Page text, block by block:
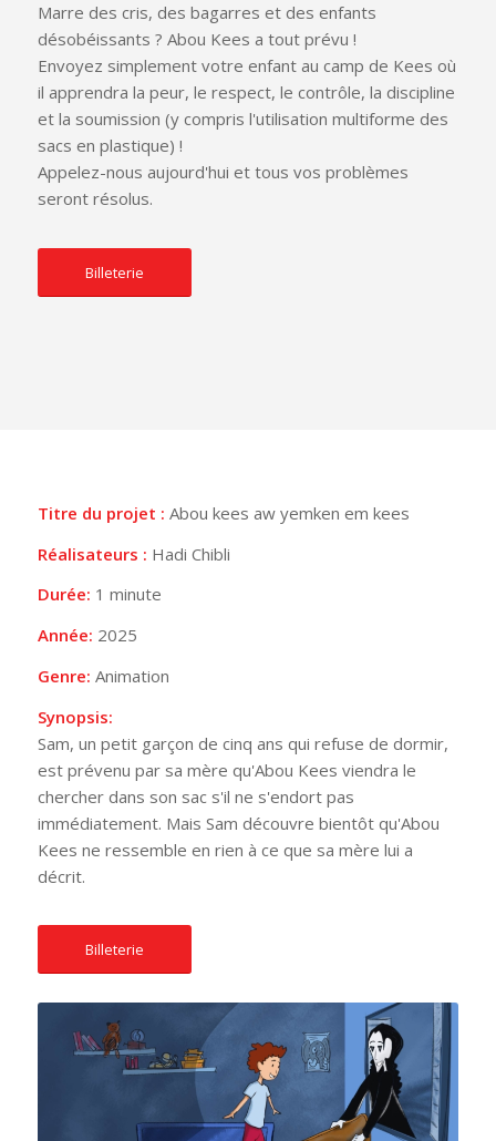
Marre des cris, des bagarres et des enfants
désobéissants ? Abou Kees a tout prévu !
Envoyez simplement votre enfant au camp de Kees où
il apprendra la peur, le respect, le contrôle, la discipline
et la soumission (y compris l'utilisation multiforme des
sacs en plastique) !
Appelez-nous aujourd'hui et tous vos problèmes
seront résolus.
Billeterie
Titre du projet : Abou kees aw yemken em kees
Réalisateurs : Hadi Chibli
Durée: 1 minute
Année: 2025
Genre: Animation
Synopsis:
Sam, un petit garçon de cinq ans qui refuse de dormir,
est prévenu par sa mère qu'Abou Kees viendra le
chercher dans son sac s'il ne s'endort pas
immédiatement. Mais Sam découvre bientôt qu'Abou
Kees ne ressemble en rien à ce que sa mère lui a
décrit.
Billeterie